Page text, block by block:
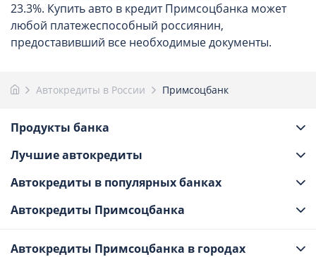
23.3%. Купить авто в кредит Примсоцбанка может
любой платежеспособный россиянин,
предоставивший все необходимые документы.
Автокредиты в России Примсоцбанк
Продукты банка
Лучшие автокредиты
Автокредиты в популярных банках
Автокредиты Примсоцбанка
Автокредиты Примсоцбанка в городах